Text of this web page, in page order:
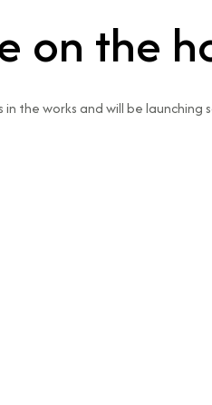
on the
the works and will be launching